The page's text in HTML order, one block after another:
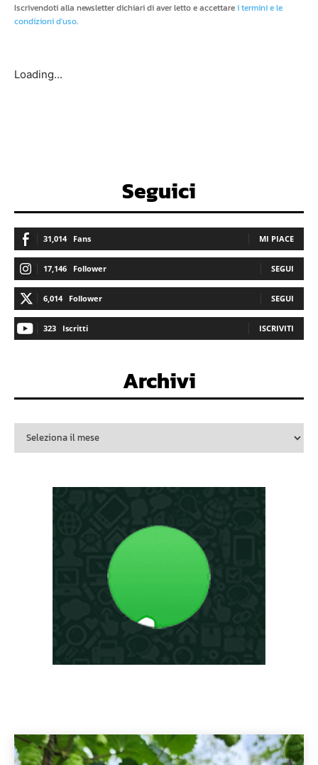
Iscrivendoti alla newsletter dichiari di aver letto e accettarei termini e le
condizioni d'uso.
Loading...
Seguici
31,014 Fans MI PIACE
17,146 Follower SEGUI
6,014 Follower SEGUI
323 Iscritti ISCRIVITI
Archivi